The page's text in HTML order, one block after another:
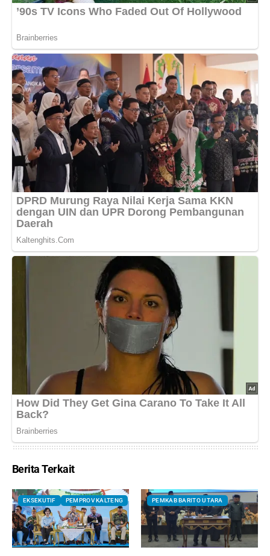
Berita Terkait
EKSEKUTIF PEMPROV KALTENG PEMKAB BARITO UTARA